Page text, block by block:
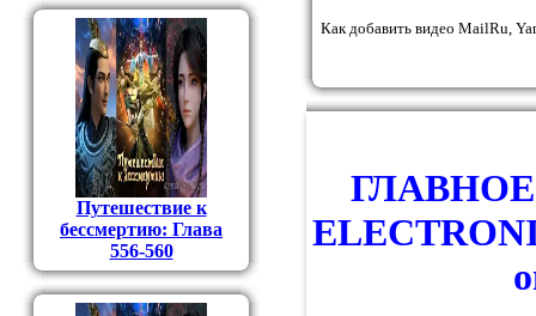
Путешествие к
бессмертию: Глава
556-560
Как добавить видео MailRu,
ГЛАВНОЕ